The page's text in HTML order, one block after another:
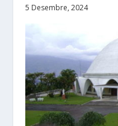
5 Desembre, 2024